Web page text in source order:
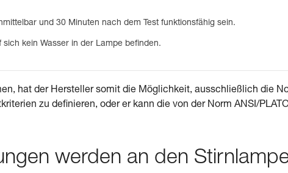
und 30 Minuten nach dem Test funktionsfähig sein.
sich kein Wasser in der Lampe befinden.
hat der Hersteller somit die Möglichkeit, ausschließlich die
zu definieren, oder er kann die von der Norm ANSI/
werden an den